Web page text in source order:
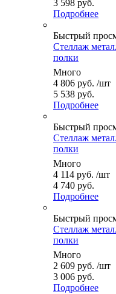
3 598 руб.
Подробнее
Быстрый
Стеллаж
полки
Много
4 806 руб. /шт
5 538 руб.
Подробнее
Быстрый
Стеллаж
полки
Много
4 114 руб. /шт
4 740 руб.
Подробнее
Быстрый
Стеллаж
полки
Много
2 609 руб. /шт
3 006 руб.
Подробнее